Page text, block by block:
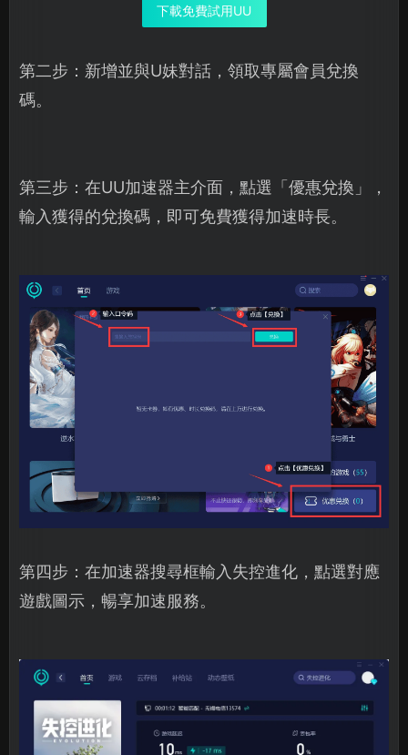
下載免費試用UU
第二步：新增並與U妹對話，領取專屬會員兌換
碼。
第三步：在UU加速器主介面，點選「優惠兌換」，
輸入獲得的兌換碼，即可免費獲得加速時長。
第四步：在加速器搜尋框輸入失控進化，點選對應
遊戲圖示，暢享加速服務。